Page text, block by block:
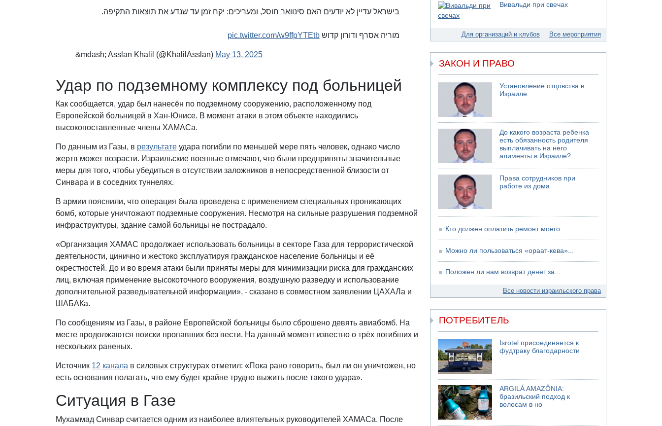
בישראל עדיין לא יודעים האם סינוואר חוסל, ומעריכים: יקח זמן עד שנדע את תוצאות התקיפה.
מוריה אסרף ודורון קדושpic.twitter.com/w9ffpYTEtb
&mdash; Asslan Khalil (@KhalilAsslan) May 13, 2025
Удар по подземному комплексу под больницей
Как сообщается, удар был нанесён по подземному сооружению, расположенному под
Европейской больницей в Хан-Юнисе. В момент атаки в этом объекте находились
высокопоставленные члены ХАМАСа.
По данным из Газы, в результате удара погибли по меньшей мере пять человек, однако число
жертв может возрасти. Израильские военные отмечают, что были предприняты значительные
меры для того, чтобы убедиться в отсутствии заложников в непосредственной близости от
Синвара и в соседних туннелях.
В армии пояснили, что операция была проведена с применением специальных проникающих
бомб, которые уничтожают подземные сооружения. Несмотря на сильные разрушения подземной
инфраструктуры, здание самой больницы не пострадало.
«Организация ХАМАС продолжает использовать больницы в секторе Газа для террористической
деятельности, цинично и жестоко эксплуатируя гражданское население больницы и её
окрестностей. До и во время атаки были приняты меры для минимизации риска для гражданских
лиц, включая применение высокоточного вооружения, воздушную разведку и использование
дополнительной разведывательной информации», - сказано в совместном заявлении ЦАХАЛа и
ШАБАКа.
По сообщениям из Газы, в районе Европейской больницы было сброшено девять авиабомб. На
месте продолжаются поиски пропавших без вести. На данный момент известно о трёх погибших и
нескольких раненых.
Источник 12 канала в силовых структурах отметил: «Пока рано говорить, был ли он уничтожен, но
есть основания полагать, что ему будет крайне трудно выжить после такого удара».
Ситуация в Газе
Мухаммад Синвар считается одним из наиболее влиятельных руководителей ХАМАСа. После
Левые активисты пытались ворваться в офис
"Религиозного сионизма"
Вивальди при свечах
Для организаций и клубов Все мероприятия
ЗАКОН И ПРАВО
Установление отцовства в
Израиле
До какого возраста ребенка
есть обязанность родителя
выплачивать на него
алименты в Израиле?
Права сотрудников при
работе из дома
Кто должен оплатить ремонт моего...
Можно ли пользоваться «ораат-кева»...
Положен ли нам возврат денег за...
Все новости израильского права
ПОТРЕБИТЕЛЬ
Isrotel присоединяется к
фудтраку благодарности
ARGILÁ AMAZÔNIA:
бразильский подход к
волосам в но